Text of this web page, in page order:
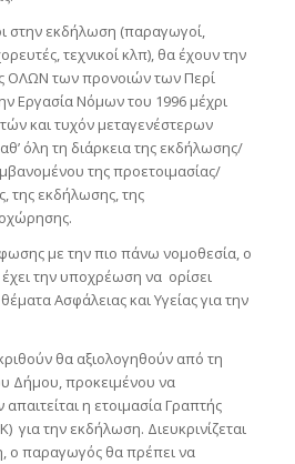
στην εκδήλωση (παραγωγοί,
τεχνικοί κλπ), θα έχουν την
ΟΛΩΝ των προνοιών των Περί
Εργασία Νόμων του 1996 μέχρι
και τυχόν μεταγενέστερων
όλη τη διάρκεια της εκδήλωσης/
της προετοιμασίας/
της εκδήλωσης, της
με την πιο πάνω νομοθεσία, ο
την υποχρέωση να ορίσει
Ασφάλειας και Υγείας για την
θα αξιολογηθούν από τη
Δήμου, προκειμένου να
η ετοιμασία Γραπτής
για την εκδήλωση. Διευκρινίζεται
ο παραγωγός θα πρέπει να